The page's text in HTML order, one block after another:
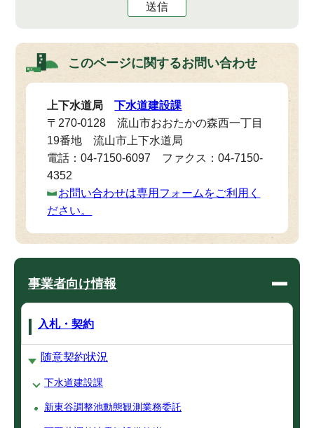
送信
このページに関するお問い合わせ
上下水道局
下水道建設課
〒270-0128 流山市おおたかの森西一丁目
19番地 流山市上下水道局
電話：04-7150-6097 ファクス：04-7150-
4352
お問い合わせは専用フォームをご利用く
ださい。
事業者向け情報
入札・契約
随意契約状況
下水道建設課
新東谷調整池動態観測業務委託